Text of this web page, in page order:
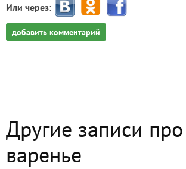
Или через:
добавить комментарий
Другие записи про
варенье